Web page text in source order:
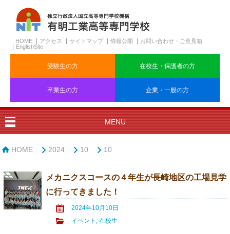
HOME アクセス サイトマップ 情報公開
お問い合わせ・ご意見箱
EnglishSite
受験生の方 在校生・保護者の方
卒業生の方 企業・一般の方
MENU
HOME 2024 10 10
メカニクスコースの４年生が長崎地区の工場見学
に行ってきました！
2024年10月10日
イベント
,在校生